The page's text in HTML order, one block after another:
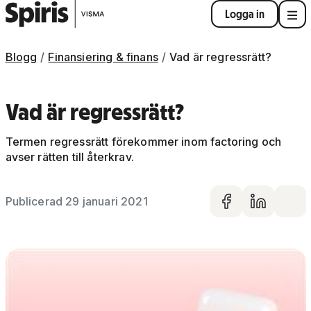
Logga in
Blogg Finansiering & finans Vad är regressrätt?
Vad är regressrätt?
Termen regressrätt förekommer inom factoring och
avser rätten till återkrav.
Publicerad 29 januari 2021 Dela på
Dela